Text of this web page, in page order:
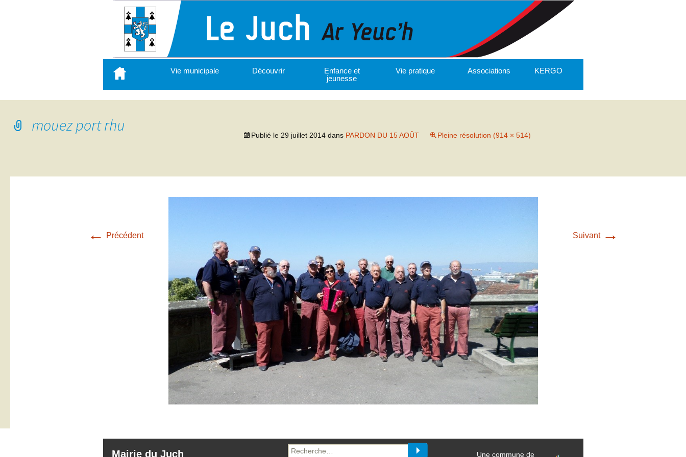
contenu
principal
Vie municipale Découvrir
Enfance et
jeunesse
Vie pratique Associations KERGO
mouez port rhu
Publié le 29 juillet 2014 dans PARDON DU 15 AOÛT Pleine résolution (914 × 514)
← Précédent Suivant →
Mairie du Juch
Recherche
Une commune de